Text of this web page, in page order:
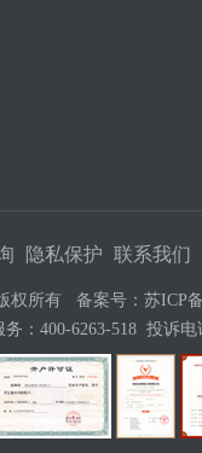
隐私保护 联系我们
权所有 备案号： 苏ICP
：400-6263-518 投诉